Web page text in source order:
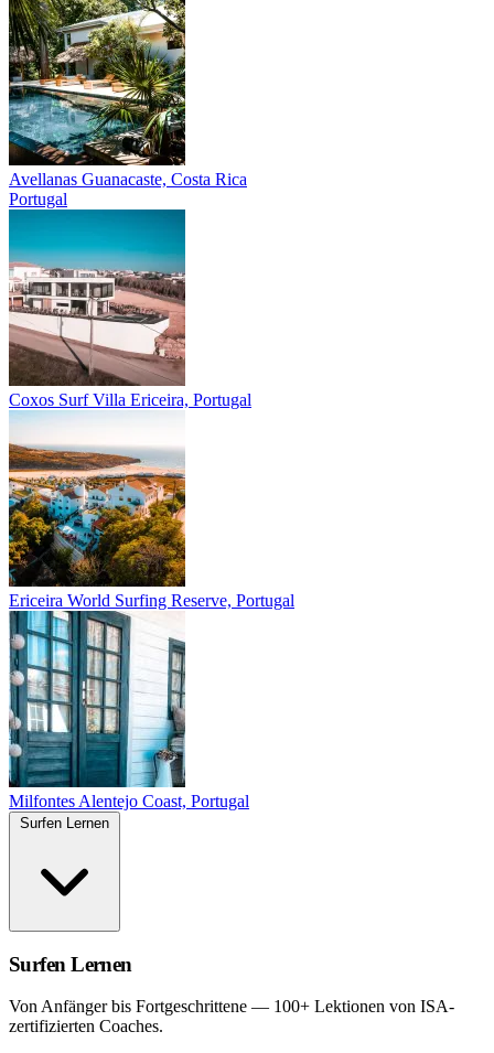
Avellanas Guanacaste, Costa Rica
Portugal
Coxos Surf Villa Ericeira, Portugal
Ericeira World Surfing Reserve, Portugal
Milfontes Alentejo Coast, Portugal
Surfen Lernen
Von Anfänger bis Fortgeschrittene — 100+ Lektionen von ISA-
zertifizierten Coaches.